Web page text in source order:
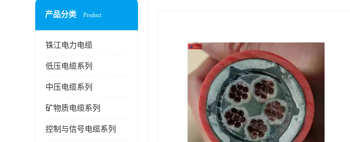
产品分类 Product
铢江电力电缆
低压电缆系列
中压电缆系列
矿物质电缆系列
控制与信号电缆系列